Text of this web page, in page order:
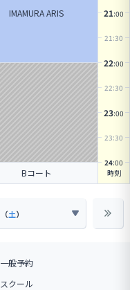
IMAMURA ARIS
Bコート
21:00
21:30
22:00
22:30
23:00
23:30
24:00
時刻
（土）
一般予約
スクール